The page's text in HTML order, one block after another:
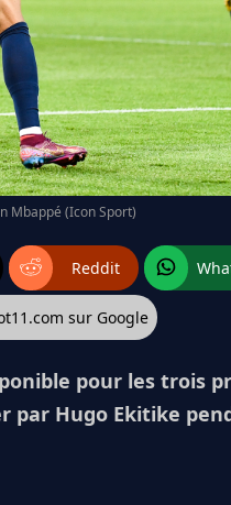
Mbappé (Icon Sport)
Reddit
sur Google
pour les trois
par Hugo Ekitike